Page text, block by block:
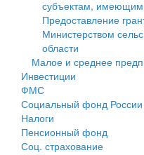
Здравоохранение
Социальная защита
Фотоальбом
Муниципальный
Муниципальные услуги
Проекты
Антимонопольный
Противодействие
среднего
Информационная
среднего
Муниципальные
Контрольно-счетная
субъектам, имеющим
Предоставление
Министерством
области
Малое и среднее
Инвестиции
ФМС
Социальный фонд России
Налоги
Пенсионный фонд
Соц. страхование